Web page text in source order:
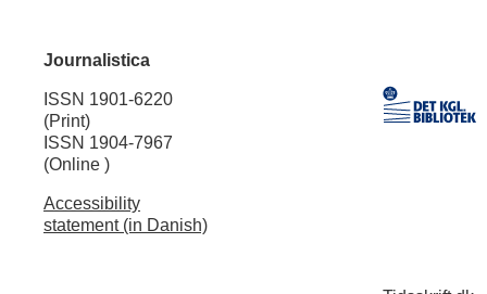
Journalistica
ISSN 1901-6220
(Print)
ISSN 1904-7967
(Online )
Accessibility
statement (in Danish)